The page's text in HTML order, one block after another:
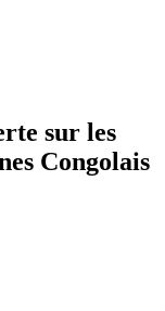
sur les
Congolais